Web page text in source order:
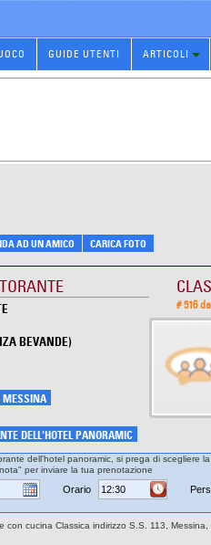
GUIDE UTENTI ARTICOLI
AD UN AMICO CARICA FOTO
BEVANDE)
MESSINA
DELL'HOTEL PANORAMIC
# 516
dell'hotel panoramic, si prega di scegliere
per inviare la tua prenotazione
Orario
cucina Classica indirizzo S.S. 113,